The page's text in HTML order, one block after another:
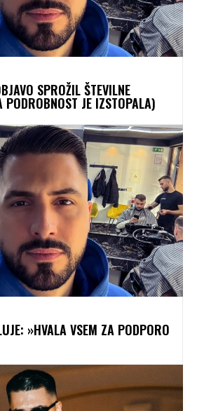
SPROŽIL ŠTEVILNE
PODROBNOST JE IZSTOPALA)
»HVALA VSEM ZA PODPORO